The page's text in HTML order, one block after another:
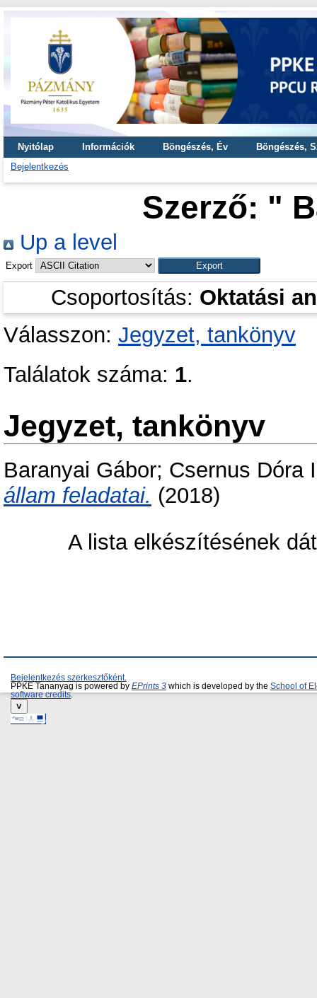
Nyitólap Információk Böngészés, Év
Böngészés,
Bejelentkezés
Szerző: "
Up a level
Export
Csoportosítás: Oktatási
Válasszon: Jegyzet, tankönyv
Találatok száma: 1.
Jegyzet, tankönyv
Baranyai Gábor; Csernus Dóra
állam feladatai. (2018)
A lista elkészítésének
Bejelentkezés szerkesztőként.
PPKE Tananyag is powered by EPrints 3 which is developed by the School of
software credits.
˅